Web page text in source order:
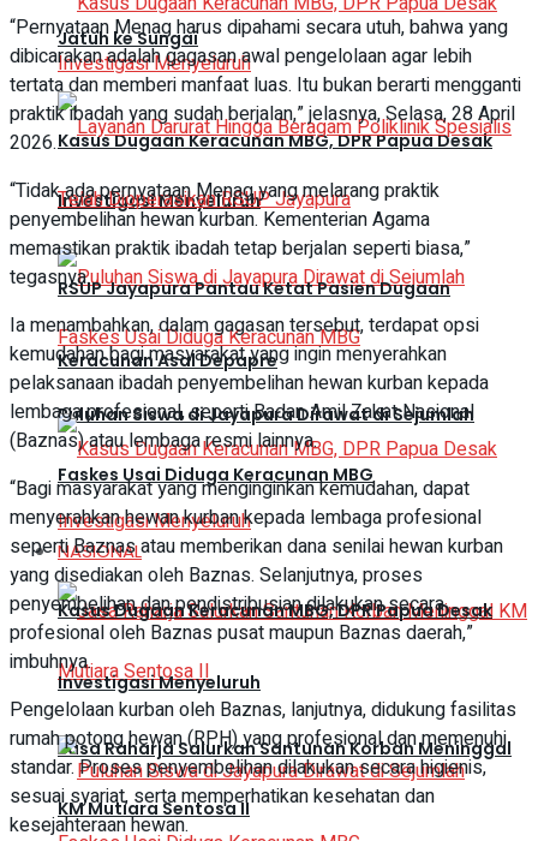
Kasus Dugaan Keracunan MBG, DPR Papua Desak
Investigasi Menyeluruh
Puluhan Siswa di Jayapura Dirawat di Sejumlah
Faskes Usai Diduga Keracunan MBG
NASIONAL
Jasa Raharja Salurkan Santunan Korban Meninggal
KM Mutiara Sentosa II
Jatuh ke Sungai
RSUP Jayapura Pantau Ketat Pasien Dugaan
Keracunan Asal Depapre
Kasus Dugaan Keracunan MBG, DPR Papua Desak
Investigasi Menyeluruh
“Pernyataan Menag harus dipahami secara utuh, bahwa yang
dibicarakan adalah gagasan awal pengelolaan agar lebih
tertata dan memberi manfaat luas. Itu bukan berarti mengganti
praktik ibadah yang sudah berjalan,” jelasnya, Selasa, 28 April
2026.
“Tidak ada pernyataan Menag yang melarang praktik
penyembelihan hewan kurban. Kementerian Agama
memastikan praktik ibadah tetap berjalan seperti biasa,”
tegasnya.
Ia menambahkan, dalam gagasan tersebut, terdapat opsi
kemudahan bagi masyarakat yang ingin menyerahkan
pelaksanaan ibadah penyembelihan hewan kurban kepada
lembaga profesional, seperti Badan Amil Zakat Nasional
(Baznas) atau lembaga resmi lainnya.
“Bagi masyarakat yang menginginkan kemudahan, dapat
menyerahkan hewan kurban kepada lembaga profesional
seperti Baznas atau memberikan dana senilai hewan kurban
yang disediakan oleh Baznas. Selanjutnya, proses
penyembelihan dan pendistribusian dilakukan secara
profesional oleh Baznas pusat maupun Baznas daerah,”
imbuhnya.
Pengelolaan kurban oleh Baznas, lanjutnya, didukung fasilitas
rumah potong hewan (RPH) yang profesional dan memenuhi
standar. Proses penyembelihan dilakukan secara higienis,
sesuai syariat, serta memperhatikan kesehatan dan
kesejahteraan hewan.